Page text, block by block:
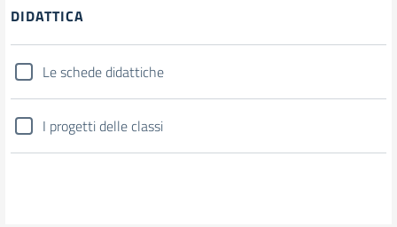
DIDATTICA
Le schede didattiche
I progetti delle classi